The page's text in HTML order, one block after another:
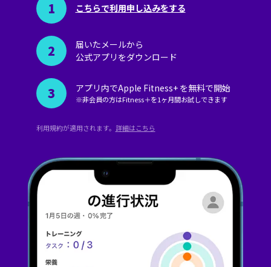
こちらで利用申し込みをする
届いたメールから
公式アプリをダウンロード
アプリ内でApple Fitness+ を無料で開始
※⾮会員の⽅はFitness＋を1ヶ⽉間お試しできます
利⽤規約が適⽤されます。 詳細はこちら